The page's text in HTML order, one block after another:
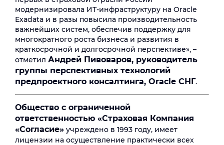
модернизировала ИТ-инфраструктуру на Oracle
Eхadata и в разы повысила производительность
важнейших систем, обеспечив поддержку для
многократного роста бизнеса и развития в
краткосрочной и долгосрочной перспективе», –
отметил Андрей Пивоваров, руководитель
группы перспективных технологий
предпроектного консалтинга, Oracle СНГ.
Общество с ограниченной
ответственностью «Страховая Компания
«Согласие» учреждено в 1993 году, имеет
лицензии на осуществление практически всех